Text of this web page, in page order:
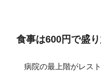
食事は600円で盛り
病院の最上階がレス